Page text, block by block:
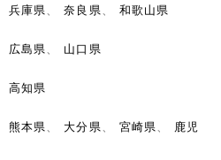
兵庫県 、奈良県
和歌山県
広島県
山口県
高知県
熊本県 大分県 宮崎県
鹿児